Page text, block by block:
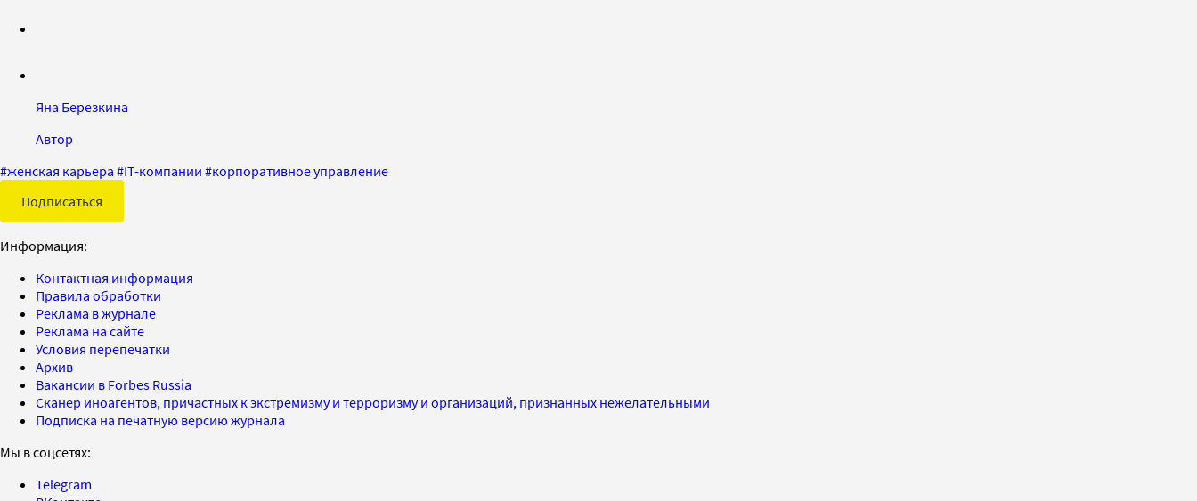
Яна Березкина
Автор
#женская карьера #IT-компании #корпоративное управление
Подписаться
Информация:
Контактная информация
Правила обработки
Реклама в журнале
Реклама на сайте
Условия перепечатки
Архив
Вакансии в Forbes Russia
Сканер иноагентов, причастных к экстремизму и терроризму и организаций, признанных нежелательными
Подписка на печатную версию журнала
Мы в соцсетях:
Telegram